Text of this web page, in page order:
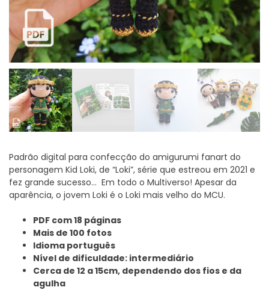
Padrão digital para confecção do amigurumi fanart do
personagem Kid Loki, de “Loki”, série que estreou em 2021 e
fez grande sucesso… Em todo o Multiverso! Apesar da
aparência, o jovem Loki é o Loki mais velho do MCU.
PDF com 18 páginas
Mais de 100 fotos
Idioma português
Nível de dificuldade: intermediário
Cerca de 12 a 15cm, dependendo dos fios e da
agulha